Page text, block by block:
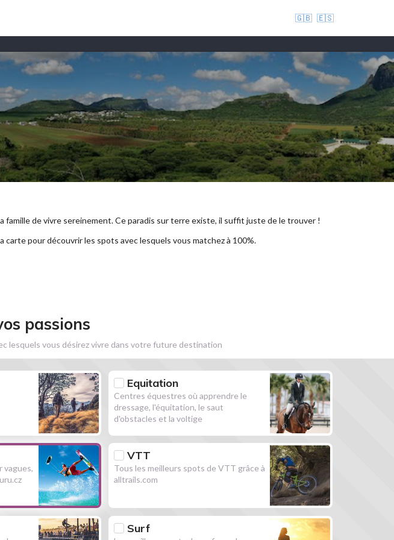
🇬🇧 🇪🇸
de vivre sereinement. Ce paradis sur terre existe, il suffit juste de le trouver !
pour découvrir les spots avec lesquels vous matchez à 100%.
passions
lesquels vous désirez vivre dans votre future destination
Equitation
Centres équestres où apprendre le
dressage, l'équitation, le saut
d'obstacles et la voltige
vagues,
VTT
Tous les meilleurs spots de VTT grâce à
alltrails.com
Surf